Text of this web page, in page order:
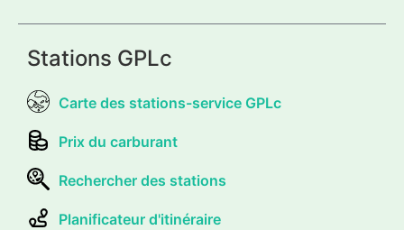
Stations GPLc
Carte des stations-service GPLc
Prix du carburant
Rechercher des stations
Planificateur d'itinéraire